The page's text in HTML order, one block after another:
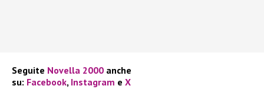
Seguite Novella 2000 anche
su: Facebook, Instagram e X